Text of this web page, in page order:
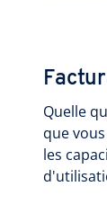
Quelle
que
les